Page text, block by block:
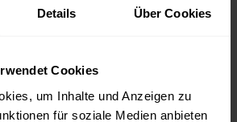
Details Über Cookies
Cookies
um Inhalte und Anzeigen zu
für soziale Medien anbieten
148,50 €
148,50 €
0,00 €